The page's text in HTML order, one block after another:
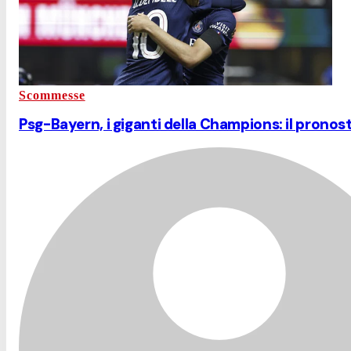
Scommesse
Psg-Bayern, i giganti della Champions: il